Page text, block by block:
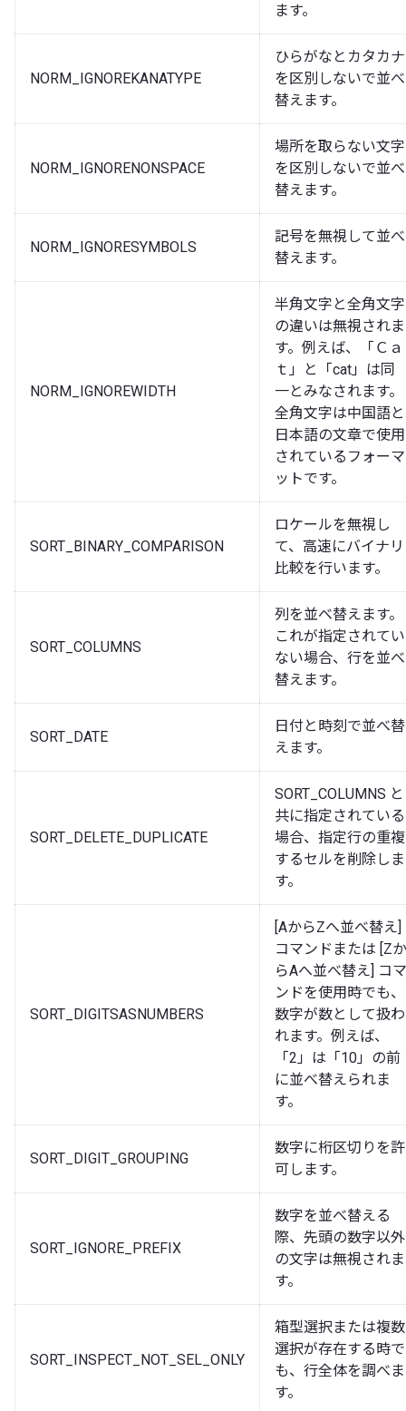
ます。
NORM_IGNOREKANATYPE
ひらがなとカタカナ
を区別しないで並べ
替えます。
NORM_IGNORENONSPACE
場所を取らない文字
を区別しないで並べ
替えます。
NORM_IGNORESYMBOLS
記号を無視して並べ
替えます。
NORM_IGNOREWIDTH
半角文字と全角文字
の違いは無視されま
す。例えば、「Ｃａ
ｔ」と「cat」は同
一とみなされます。
全角文字は中国語と
日本語の文章で使用
されているフォーマ
ットです。
SORT_BINARY_COMPARISON
ロケールを無視し
て、高速にバイナリ
比較を行います。
SORT_COLUMNS
列を並べ替えます。
これが指定されてい
ない場合、行を並べ
替えます。
SORT_DATE
日付と時刻で並べ替
えます。
SORT_DELETE_DUPLICATE
SORT_COLUMNS と
共に指定されている
場合、指定行の重複
するセルを削除しま
す。
SORT_DIGITSASNUMBERS
[AからZへ並べ替え]
コマンドまたは [Zか
らAへ並べ替え] コマ
ンドを使用時でも、
数字が数として扱わ
れます。例えば、
「2」は「10」の前
に並べ替えられま
す。
SORT_DIGIT_GROUPING
数字に桁区切りを許
可します。
SORT_IGNORE_PREFIX
数字を並べ替える
際、先頭の数字以外
の文字は無視されま
す。
SORT_INSPECT_NOT_SEL_ONLY
箱型選択または複数
選択が存在する時で
も、行全体を調べま
す。